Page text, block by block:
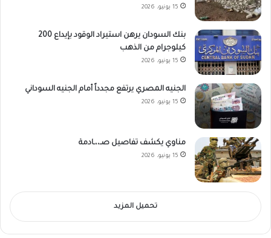
15 يونيو، 2026
بنك السودان يرهن استيراد الوقود بإيداع 200
كيلوجرام من الذهب
15 يونيو، 2026
الجنيه المصري يرتفع مجدداً أمام الجنيه السوداني
15 يونيو، 2026
مناوي يكشف تفاصيل صـ،،ـادمة
15 يونيو، 2026
تحميل المزيد